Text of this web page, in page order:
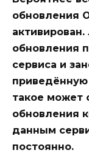
обновления
обновления
сервиса и
такое может
обновления
данным
постоянно.